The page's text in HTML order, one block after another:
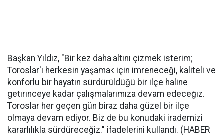
Başkan Yıldız, "Bir kez daha altını çizmek isterim;
Toroslar'ı herkesin yaşamak için imreneceği, kaliteli ve
konforlu bir hayatın sürdürüldüğü bir ilçe haline
getirinceye kadar çalışmalarımıza devam edeceğiz.
Toroslar her geçen gün biraz daha güzel bir ilçe
olmaya devam ediyor. Biz de bu konudaki irademizi
kararlılıkla sürdüreceğiz." ifadelerini kullandı. (HABER